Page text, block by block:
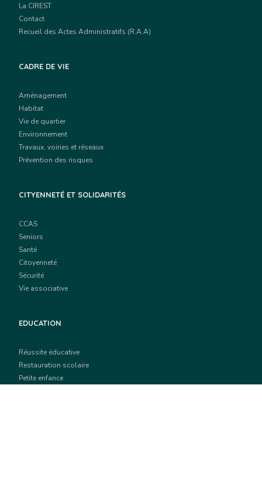
La CIREST
Contact
Recueil des Actes Administratifs (R.A.A)
CADRE DE VIE
Aménagement
Habitat
Vie de quartier
Environnement
Travaux, voiries et réseaux
Prévention des risques
CITYENNETÉ ET SOLIDARITÉS
CCAS
Seniors
Santé
Citoyenneté
Sécurité
Vie associative
EDUCATION
Réussite éducative
Restauration scolaire
Petite enfance